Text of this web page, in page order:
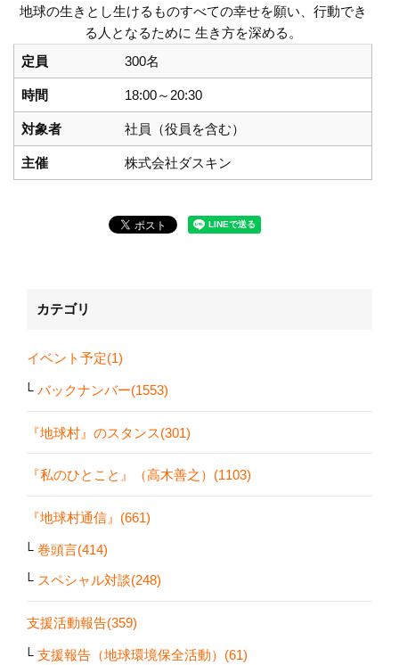
地球の生きとし生けるものすべての幸せを願い、行動でき
る人となるために 生き方を深める。
定員
300名
時間 18:00～20:30
対象者 社員（役員を含む）
主催 株式会社ダスキン
カテゴリ
イベント予定(1)
バックナンバー(1553)
『地球村』のスタンス(301)
『私のひとこと』（高木善之）(1103)
『地球村通信』(661)
巻頭言(414)
スペシャル対談(248)
支援活動報告(359)
支援報告（地球環境保全活動）(61)